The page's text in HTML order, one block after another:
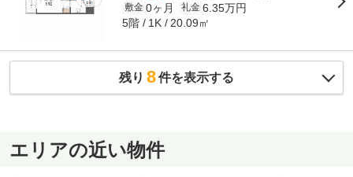
敷金 0ヶ月 礼金 6.35万円
5階 1K 20.09㎡
残り 8件を表示する
エリアの近い物件